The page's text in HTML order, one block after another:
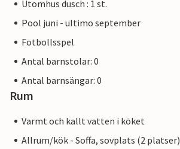
Utomhus dusch : 1 st.
Pool juni - ultimo september
Fotbollsspel
Antal barnstolar: 0
Antal barnsängar: 0
Rum
Varmt och kallt vatten i köket
Allrum/kök - Soffa, sovplats (2 platser)